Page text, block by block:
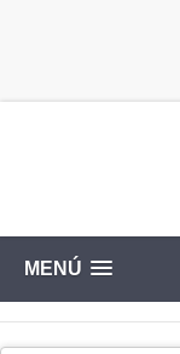
MENÚ